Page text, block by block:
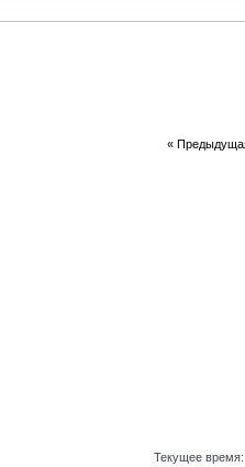
«
Текущее время: